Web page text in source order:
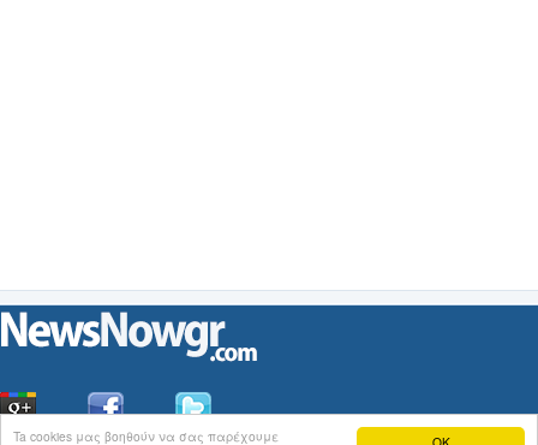
Ta cookies μας βοηθούν να σας παρέχουμε